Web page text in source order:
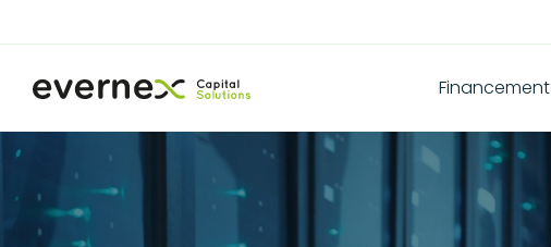
Financement